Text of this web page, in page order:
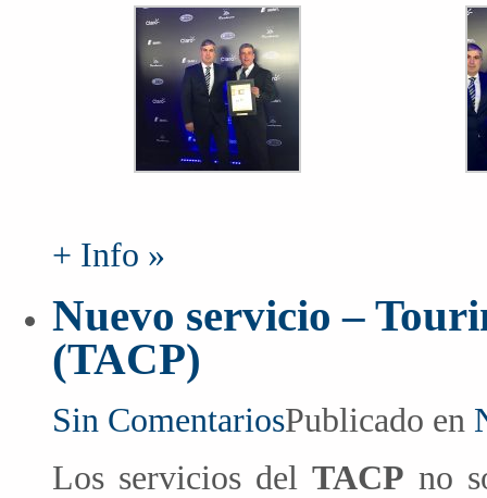
+ Info »
Nuevo servicio –
(TACP)
Sin ComentariosPublicado en
Los servicios del TACP no